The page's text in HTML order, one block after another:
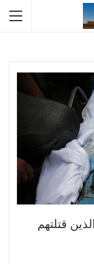
قتلتهم